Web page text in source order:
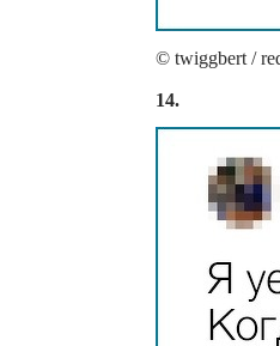
© twiggbert /
14.